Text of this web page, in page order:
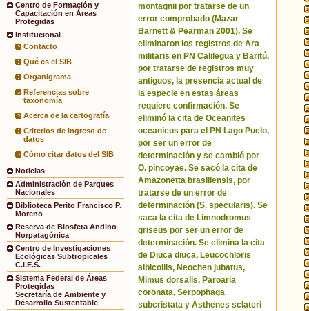
Centro de Formación y
Capacitación en Áreas
Protegidas
Institucional
Contacto
Qué es el SIB
Organigrama
Referencias sobre
taxonomía
Acerca de la cartografía
Criterios de ingreso de
datos
Cómo citar datos del SIB
Noticias
Administración de Parques
Nacionales
Biblioteca Perito Francisco P.
Moreno
Reserva de Biosfera Andino
Norpatagónica
Centro de Investigaciones
Ecológicas Subtropicales
C.I.E.S.
Sistema Federal de Áreas
Protegidas
Secretaría de Ambiente y
Desarrollo Sustentable
montagnii por tratarse de un
error comprobado (Mazar
Barnett & Pearman 2001). Se
eliminaron los registros de Ara
militaris en PN Calilegua y Baritú,
por tratarse de registros muy
antiguos, la presencia actual de
la especie en estas áreas
requiere confirmación. Se
eliminó la cita de Oceanites
oceanicus para el PN Lago Puelo,
por ser un error de
determinación y se cambió por
O. pincoyae. Se sacó la cita de
Amazonetta brasiliensis, por
tratarse de un error de
determinación (S. specularis). Se
saca la cita de Limnodromus
griseus por ser un error de
determinación. Se elimina la cita
de Diuca diuca, Leucochloris
albicollis, Neochen jubatus,
Mimus dorsalis, Paroaria
coronata, Serpophaga
subcristata y Asthenes sclateri